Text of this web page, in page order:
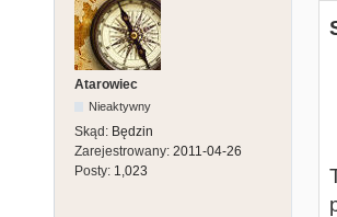
Atarowiec
Nieaktywny
Skąd: Będzin
Zarejestrowany: 2011-04-26
Posty: 1,023